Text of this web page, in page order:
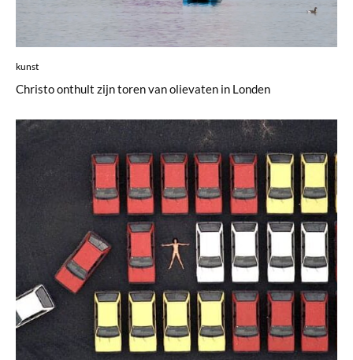
kunst
Christo onthult zijn toren van olievaten in Londen